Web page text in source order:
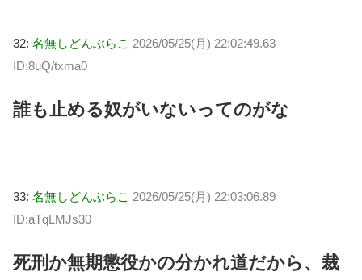
32: 名無しどんぶらこ 2026/05/25(月) 22:02:49.63
ID:8uQ/txma0
誰も止める奴がいないってのがな
33: 名無しどんぶらこ 2026/05/25(月) 22:03:06.89
ID:aTqLMJs30
死刑か無期懲役かの分かれ道だから、裁